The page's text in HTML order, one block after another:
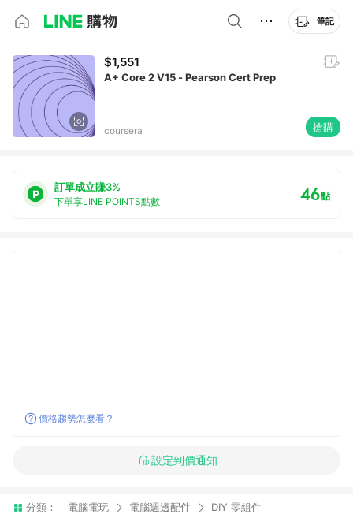
筆記
$1,551
A+ Core 2 V15 - Pearson Cert Prep
coursera 搶購
訂單成立賺3%
下單享LINE POINTS點數 46點
價格趨勢怎麼看？
設定到價通知
分類： 電腦電玩 電腦週邊配件 DIY 零組件